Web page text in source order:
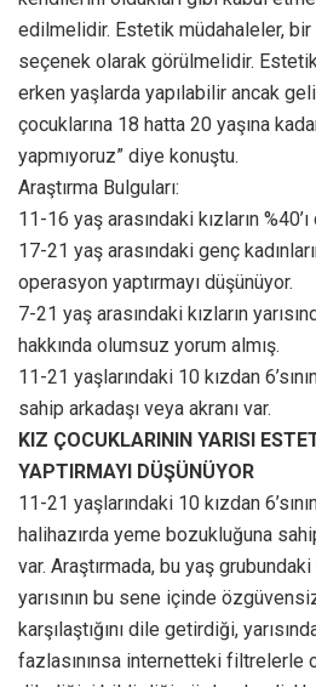
edilmelidir. Estetik müdahaleler,
seçenek olarak görülmelidir.
erken yaşlarda yapılabilir ancak
çocuklarına 18 hatta 20 yaşına
yapmıyoruz” diye konuştu.
Araştırma Bulguları:
11-16 yaş arasındaki kızların
17-21 yaş arasındaki genç
operasyon yaptırmayı düşünüyor.
7-21 yaş arasındaki kızların
hakkında olumsuz yorum almış.
11-21 yaşlarındaki 10 kızdan
sahip arkadaşı veya akranı var.
KIZ ÇOCUKLARININ YARISI
YAPTIRMAYI DÜŞÜNÜYOR
11-21 yaşlarındaki 10 kızdan
halihazırda yeme bozukluğuna
var. Araştırmada, bu yaş
yarısının bu sene içinde
karşılaştığını dile getirdiği,
fazlasınınsa internetteki filtrelerle